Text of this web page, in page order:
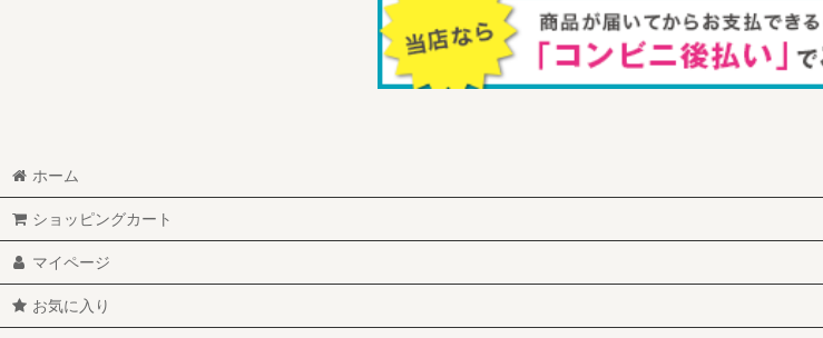
ホーム
ショッピングカート
マイページ
お気に入り